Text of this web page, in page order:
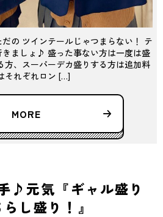
の ツインテールじゃつまらない！ テ
きましょ♪ 盛った事ない方は一度は盛
方、スーパーデカ盛りする方は追加料
それぞれロン […]
MORE
♪元気『ギャル盛り
し盛り！』